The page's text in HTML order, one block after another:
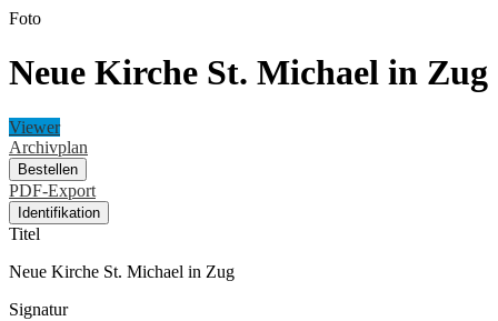
Foto
Neue Kirche St. Michael in Zug
Viewer
Archivplan
Bestellen
PDF-Export
Identifikation
Titel
Neue Kirche St. Michael in Zug
Signatur